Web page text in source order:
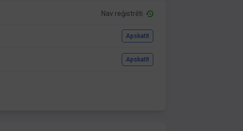
Nav reģistrēti
Apskatīt
Apskatīt